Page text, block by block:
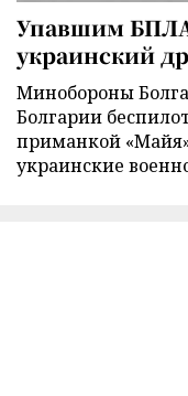
Упавшим БПЛА
украинский
Минобороны
Болгарии
приманкой
украинские